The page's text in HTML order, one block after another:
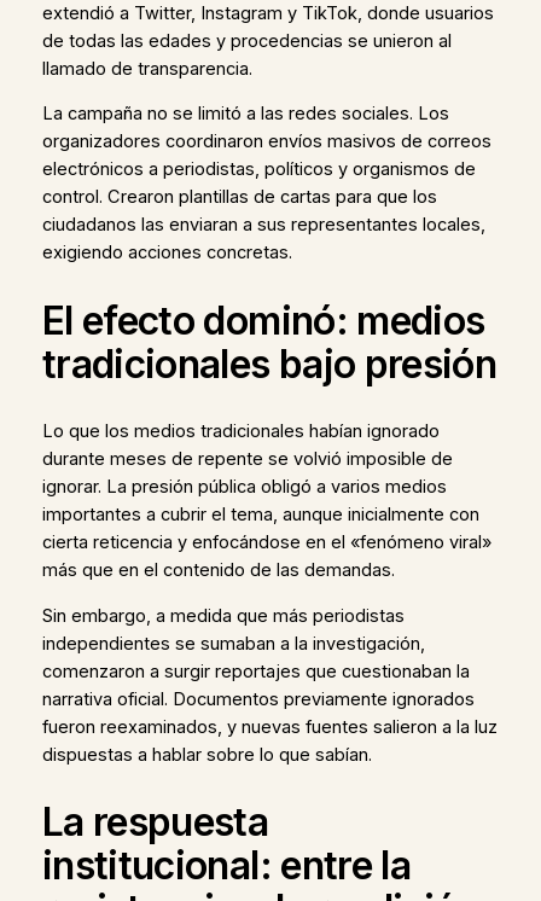
extendió a Twitter, Instagram y TikTok, donde usuarios
de todas las edades y procedencias se unieron al
llamado de transparencia.
La campaña no se limitó a las redes sociales. Los
organizadores coordinaron envíos masivos de correos
electrónicos a periodistas, políticos y organismos de
control. Crearon plantillas de cartas para que los
ciudadanos las enviaran a sus representantes locales,
exigiendo acciones concretas.
El efecto dominó: medios
tradicionales bajo presión
Lo que los medios tradicionales habían ignorado
durante meses de repente se volvió imposible de
ignorar. La presión pública obligó a varios medios
importantes a cubrir el tema, aunque inicialmente con
cierta reticencia y enfocándose en el «fenómeno viral»
más que en el contenido de las demandas.
Sin embargo, a medida que más periodistas
independientes se sumaban a la investigación,
comenzaron a surgir reportajes que cuestionaban la
narrativa oficial. Documentos previamente ignorados
fueron reexaminados, y nuevas fuentes salieron a la luz
dispuestas a hablar sobre lo que sabían.
La respuesta
institucional: entre la